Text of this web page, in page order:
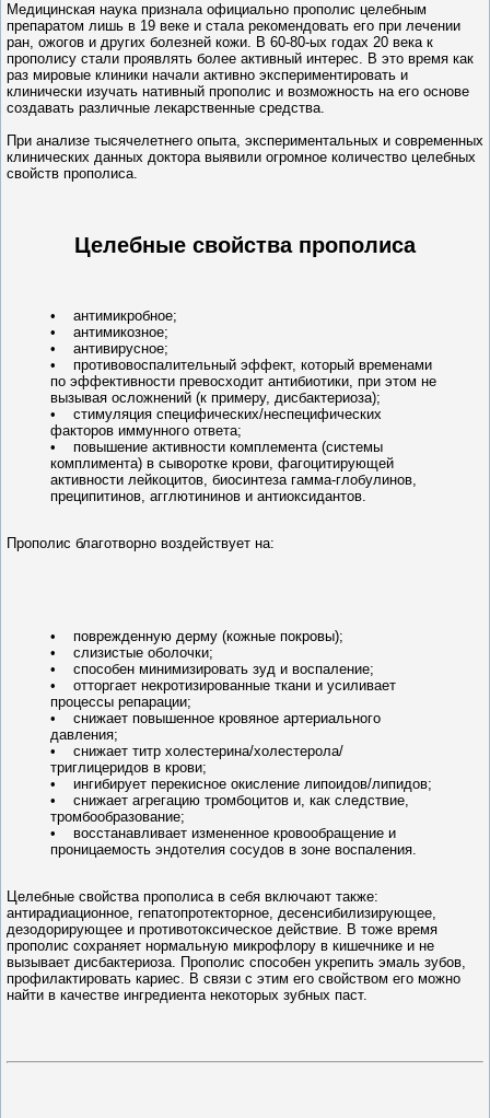
Медицинская наука признала официально прополис целебным
препаратом лишь в 19 веке и стала рекомендовать его при лечении
ран, ожогов и других болезней кожи. В 60-80-ых годах 20 века к
прополису стали проявлять более активный интерес. В это время как
раз мировые клиники начали активно экспериментировать и
клинически изучать нативный прополис и возможность на его основе
создавать различные лекарственные средства.
При анализе тысячелетнего опыта, экспериментальных и современных
клинических данных доктора выявили огромное количество целебных
свойств прополиса.
Целебные свойства прополиса
• антимикробное;
• антимикозное;
• антивирусное;
• противовоспалительный эффект, который временами
по эффективности превосходит антибиотики, при этом не
вызывая осложнений (к примеру, дисбактериоза);
• стимуляция специфических/неспецифических
факторов иммунного ответа;
• повышение активности комплемента (системы
комплимента) в сыворотке крови, фагоцитирующей
активности лейкоцитов, биосинтеза гамма-глобулинов,
преципитинов, агглютининов и антиоксидантов.
Прополис благотворно воздействует на:
• поврежденную дерму (кожные покровы);
• слизистые оболочки;
• способен минимизировать зуд и воспаление;
• отторгает некротизированные ткани и усиливает
процессы репарации;
• снижает повышенное кровяное артериального
давления;
• снижает титр холестерина/холестерола/
триглицеридов в крови;
• ингибирует перекисное окисление липоидов/липидов;
• снижает агрегацию тромбоцитов и, как следствие,
тромбообразование;
• восстанавливает измененное кровообращение и
проницаемость эндотелия сосудов в зоне воспаления.
Целебные свойства прополиса в себя включают также:
антирадиационное, гепатопротекторное, десенсибилизирующее,
дезодорирующее и противотоксическое действие. В тоже время
прополис сохраняет нормальную микрофлору в кишечнике и не
вызывает дисбактериоза. Прополис способен укрепить эмаль зубов,
профилактировать кариес. В связи с этим его свойством его можно
найти в качестве ингредиента некоторых зубных паст.